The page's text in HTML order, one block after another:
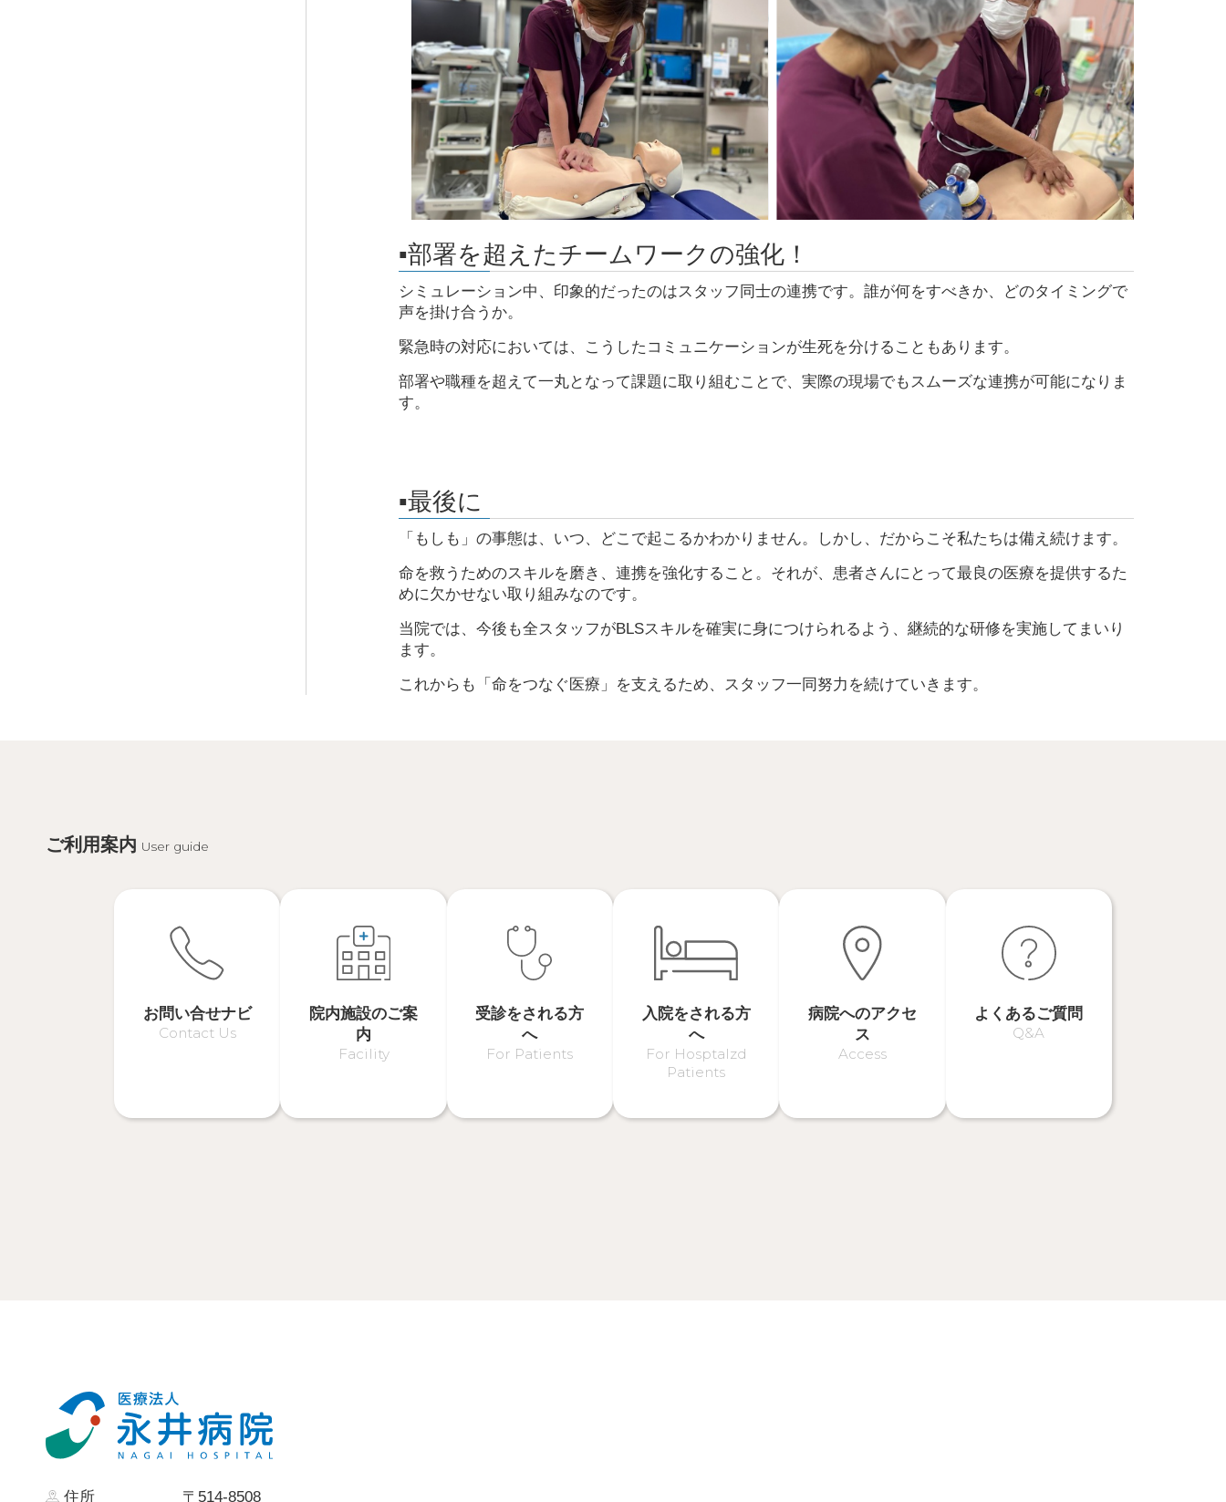
▪️部署を超えたチームワークの強化！
シミュレーション中、印象的だったのはスタッフ同士の連携です。誰が何をすべきか、どのタイミングで
声を掛け合うか。
緊急時の対応においては、こうしたコミュニケーションが生死を分けることもあります。
部署や職種を超えて一丸となって課題に取り組むことで、実際の現場でもスムーズな連携が可能になりま
す。
▪️最後に
「もしも」の事態は、いつ、どこで起こるかわかりません。しかし、だからこそ私たちは備え続けます。
命を救うためのスキルを磨き、連携を強化すること。それが、患者さんにとって最良の医療を提供するた
めに欠かせない取り組みなのです。
当院では、今後も全スタッフがBLSスキルを確実に身につけられるよう、継続的な研修を実施してまいり
ます。
これからも「命をつなぐ医療」を支えるため、スタッフ一同努力を続けていきます。
ご利用案内 User guide
お問い合せナビ
Contact Us
院内施設のご案
内
Facility
受診をされる方
へ
For Patients
入院をされる方
へ
For Hosptalzd
Patients
病院へのアクセ
ス
Access
よくあるご質問
Q&A
住所 〒514-8508